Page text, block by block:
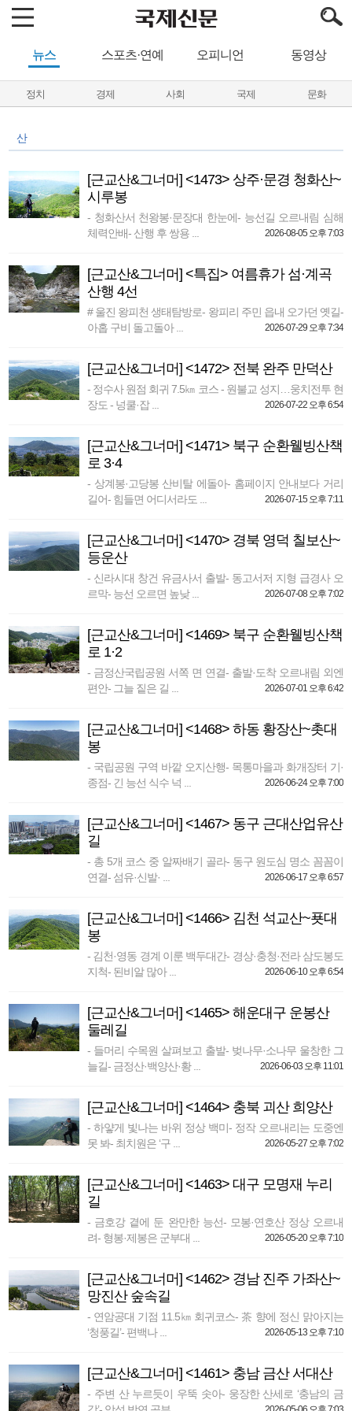
뉴스 스포츠·연예 오피니언 동영상
정치 경제 사회 국제 문화
산
[근교산&그너머] <1473> 상주·문경 청화산~
시루봉
- 청화산서 천왕봉·문장대 한눈에- 능선길 오르내림 심해
체력안배- 산행 후 쌍용 ...
2026-08-05 오후 7:03
[근교산&그너머] <특집> 여름휴가 섬·계곡
산행 4선
# 울진 왕피천 생태탐방로- 왕피리 주민 읍내 오가던 옛길-
아홉 구비 돌고돌아 ...
2026-07-29 오후 7:34
[근교산&그너머] <1472> 전북 완주 만덕산
- 정수사 원점 회귀 7.5㎞ 코스 - 원불교 성지…웅치전투 현
장도 - 넝쿨·잡 ...
2026-07-22 오후 6:54
[근교산&그너머] <1471> 북구 순환웰빙산책
로 3·4
- 상계봉·고당봉 산비탈 에돌아- 홈페이지 안내보다 거리
길어- 힘들면 어디서라도 ...
2026-07-15 오후 7:11
[근교산&그너머] <1470> 경북 영덕 칠보산~
등운산
- 신라시대 창건 유금사서 출발- 동고서저 지형 급경사 오
르막- 능선 오르면 높낮 ...
2026-07-08 오후 7:02
[근교산&그너머] <1469> 북구 순환웰빙산책
로 1·2
- 금정산국립공원 서쪽 면 연결- 출발·도착 오르내림 외엔
편안- 그늘 짙은 길 ...
2026-07-01 오후 6:42
[근교산&그너머] <1468> 하동 황장산~촛대
봉
- 국립공원 구역 바깥 오지산행- 목통마을과 화개장터 기·
종점- 긴 능선 식수 넉 ...
2026-06-24 오후 7:00
[근교산&그너머] <1467> 동구 근대산업유산
길
- 총 5개 코스 중 알짜배기 골라- 동구 원도심 명소 꼼꼼이
연결- 섬유·신발· ...
2026-06-17 오후 6:57
[근교산&그너머] <1466> 김천 석교산~푯대
봉
- 김천·영동 경계 이룬 백두대간- 경상·충청·전라 삼도봉도
지척- 된비알 많아 ...
2026-06-10 오후 6:54
[근교산&그너머] <1465> 해운대구 운봉산
둘레길
- 들머리 수목원 살펴보고 출발- 벚나무·소나무 울창한 그
늘길- 금정산·백양산·황 ...
2026-06-03 오후 11:01
[근교산&그너머] <1464> 충북 괴산 희양산
- 하얗게 빛나는 바위 정상 백미- 정작 오르내리는 도중엔
못 봐- 최치원은 ‘구 ...
2026-05-27 오후 7:02
[근교산&그너머] <1463> 대구 모명재 누리
길
- 금호강 곁에 둔 완만한 능선- 모봉·연호산 정상 오르내
려- 형봉·제봉은 군부대 ...
2026-05-20 오후 7:10
[근교산&그너머] <1462> 경남 진주 가좌산~
망진산 숲속길
- 연암공대 기점 11.5㎞ 회귀코스- 茶 향에 정신 맑아지는
‘청풍길’- 편백나 ...
2026-05-13 오후 7:10
[근교산&그너머] <1461> 충남 금산 서대산
- 주변 산 누르듯이 우뚝 솟아- 웅장한 산세로 ‘충남의 금